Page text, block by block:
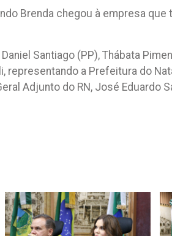
Brenda chegou à empresa
Santiago (PP), Thábata
representando a Prefeitura do
Adjunto do RN, José Eduardo